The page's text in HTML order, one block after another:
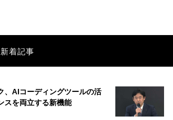
新着記事
、AIコーディングツールの活
スを両立する新機能